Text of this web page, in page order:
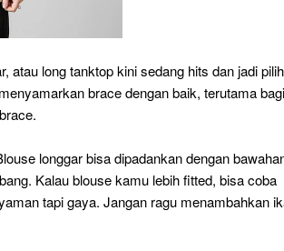
atau long tanktop kini sedang hits dan jadi
brace dengan baik, terutama
longgar bisa dipadankan dengan
Kalau blouse kamu lebih fitted, bisa coba
tapi gaya. Jangan ragu menambahkan